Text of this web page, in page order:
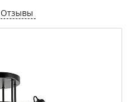
Отзывы